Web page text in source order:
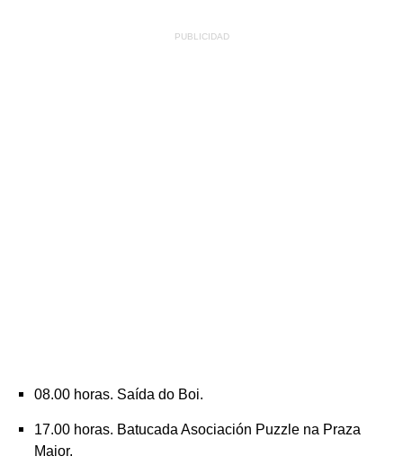
08.00 horas. Saída do Boi.
17.00 horas. Batucada Asociación Puzzle na Praza
Maior.